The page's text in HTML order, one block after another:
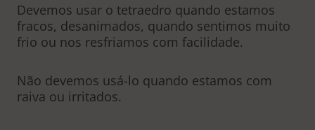
Devemos usar o tetraedro quando estamos
fracos, desanimados, quando sentimos muito
frio ou nos resfriamos com facilidade.
Não devemos usá-lo quando estamos com
raiva ou irritados.